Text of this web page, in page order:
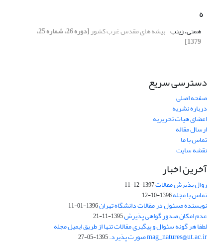
ه
همتی، زینب بیشه های مقدس غرب کشور [دوره 26، شماره 25،
1379]
دسترسی سریع
صفحه اصلی
درباره نشریه
اعضای هیات تحریریه
ارسال مقاله
تماس با ما
نقشه سایت
آخرین اخبار
روال پذیرش مقالات1397-12-11
تماس با مجله1396-10-12
نویسنده مسئول در مقالات دانشگاه تهران1396-01-11
عدم امکان صدور گواهی پذیرش1395-11-21
لطفا هر گونه سئوال و پیگیری مقالات تنها از طریق ایمیل مجله
mag_natures@ut.ac.ir صورت پذیرد. 1395-05-27